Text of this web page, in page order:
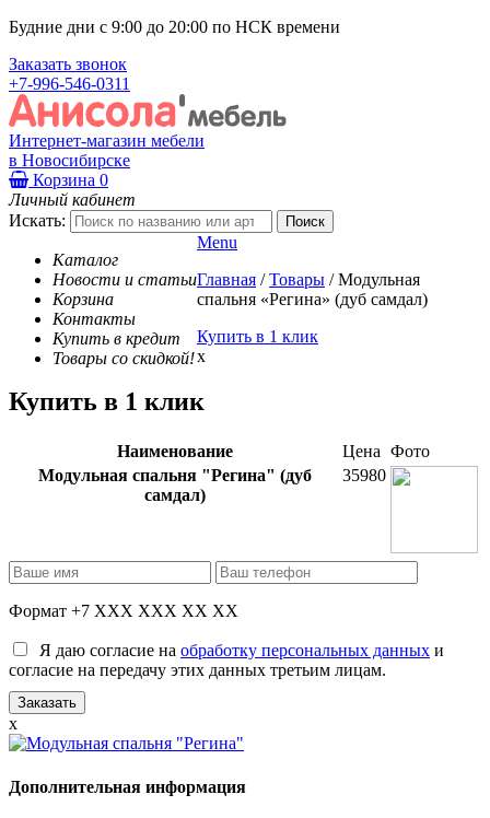
Будние дни с 9:00 до 20:00 по НСК времени
Заказать звонок
+7-996-546-0311
Интернет-магазин мебели
в Новосибирске
Корзина 0
Личный кабинет
Искать:
Каталог
Новости и статьи
Корзина
Контакты
Купить в кредит
Товары со скидкой!
Menu
Главная / Товары / Модульная
спальня «Регина» (дуб самдал)
Купить в 1 клик
x
Купить в 1 клик
Наименование Цена Фото
Модульная спальня "Регина" (дуб
самдал)
35980
Формат +7 XXX XXX XX XX
Я даю согласие на обработку персональных данных и
согласие на передачу этих данных третьим лицам.
x
Дополнительная информация